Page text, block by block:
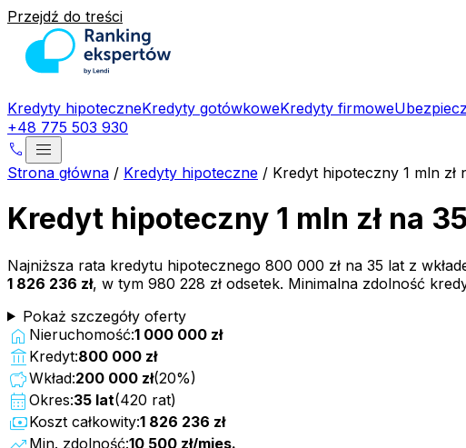
Przejdź do treści
Kredyty hipoteczneKredyty gotówkoweKredyty firmowe
+48 775 503 930
phone menu
Strona główna / Kredyty hipoteczne / Kredyt hipoteczny 1 mln zł
Kredyt hipoteczny 1 mln zł na
Najniższa rata kredytu hipotecznego 800 000 zł na 35 lat z
1 826 236 zł, w tym 980 228 zł odsetek. Minimalna zdolność
Pokaż szczegóły oferty
home Nieruchomość:1 000 000 zł
account_balance Kredyt:800 000 zł
savingsWkład:200 000 zł(20%)
calendar_month Okres:35 lat(420 rat)
paymentsKoszt całkowity:1 826 236 zł
Min. zdolność:10 500 zł/mies.